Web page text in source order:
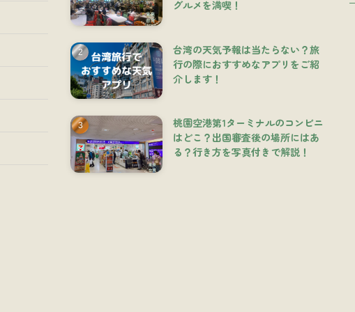
グルメを満喫！
台湾の天気予報は当たらない？旅
行の際におすすめなアプリをご紹
介します！
桃園空港第1ターミナルのコンビニ
はどこ？出国審査後の場所にはあ
る？行き方を写真付きで解説！